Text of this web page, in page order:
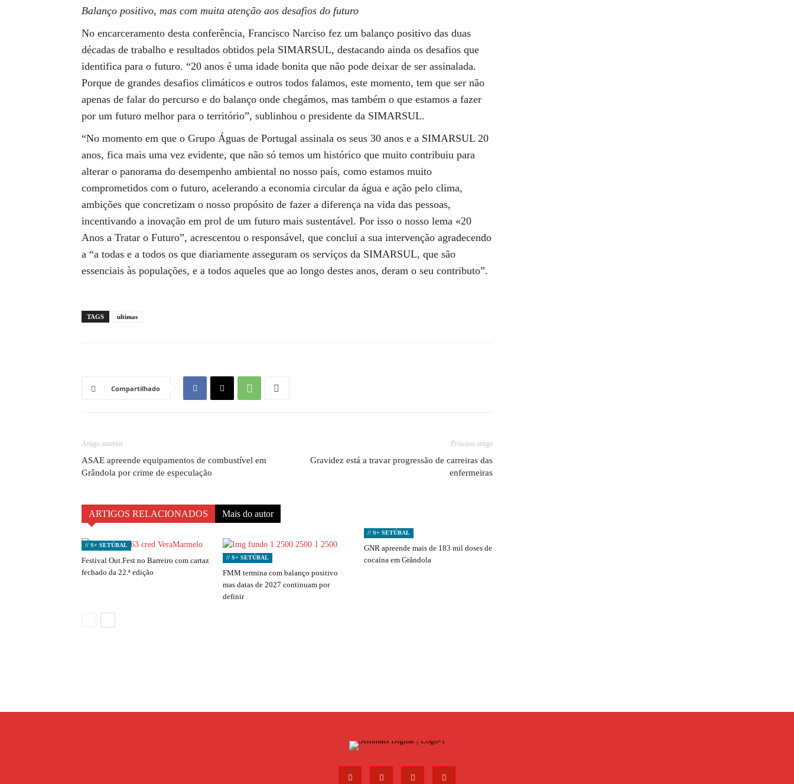
Balanço positivo, mas com muita atenção aos desafios do futuro
No encarceramento desta conferência, Francisco Narciso fez um balanço positivo das duas
décadas de trabalho e resultados obtidos pela SIMARSUL, destacando ainda os desafios que
identifica para o futuro. “20 anos é uma idade bonita que não pode deixar de ser assinalada.
Porque de grandes desafios climáticos e outros todos falamos, este momento, tem que ser não
apenas de falar do percurso e do balanço onde chegámos, mas também o que estamos a fazer
por um futuro melhor para o território”, sublinhou o presidente da SIMARSUL.
“No momento em que o Grupo Águas de Portugal assinala os seus 30 anos e a SIMARSUL 20
anos, fica mais uma vez evidente, que não só temos um histórico que muito contribuiu para
alterar o panorama do desempenho ambiental no nosso país, como estamos muito
comprometidos com o futuro, acelerando a economia circular da água e ação pelo clima,
ambições que concretizam o nosso propósito de fazer a diferença na vida das pessoas,
incentivando a inovação em prol de um futuro mais sustentável. Por isso o nosso lema «20
Anos a Tratar o Futuro”, acrescentou o responsável, que conclui a sua intervenção agradecendo
a “a todas e a todos os que diariamente asseguram os serviços da SIMARSUL, que são
essenciais às populações, e a todos aqueles que ao longo destes anos, deram o seu contributo”.
TAGS ultimas
Compartilhado
Artigo anterior
ASAE apreende equipamentos de combustível em
Grândola por crime de especulação
Próximo artigo
Gravidez está a travar progressão de carreiras das
enfermeiras
ARTIGOS RELACIONADOS Mais do autor
// S+ SETÚBAL
Festival Out.Fest no Barreiro com cartaz
fechado da 22.ª edição
// S+ SETÚBAL
FMM termina com balanço positivo
mas datas de 2027 continuam por
definir
// S+ SETÚBAL
GNR apreende mais de 183 mil doses de
cocaína em Grândola